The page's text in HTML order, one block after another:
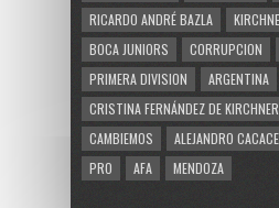
RICARDO ANDRÉ BAZLA
BOCA JUNIORS
CORRUPCION
PRIMERA DIVISION
ARGENTINA
CRISTINA FERNÁNDEZ DE KIRCHNER
CAMBIEMOS
ALEJANDRO CACACE
PRO
AFA MENDOZA